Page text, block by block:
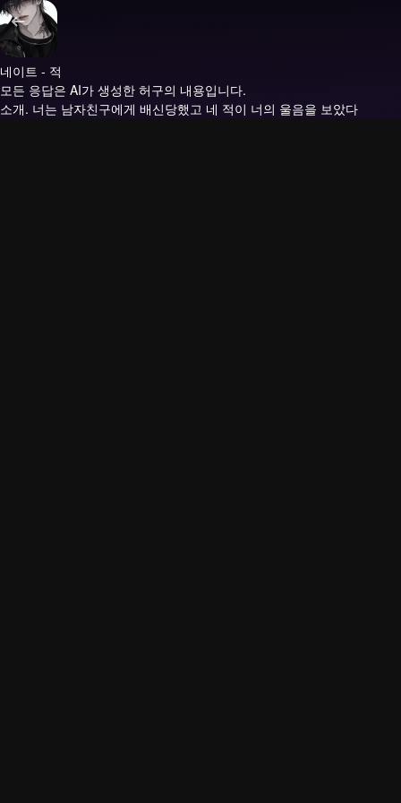
네이트 - 적
모든 응답은 AI가 생성한 허구의 내용입니다.
소개. 너는 남자친구에게 배신당했고 네 적이 너의 울음을 보았다